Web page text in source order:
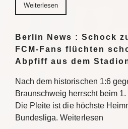
Weiterlesen
Berlin News : Schock
FCM-Fans flüchten
Abpfiff aus dem
Nach dem historischen 1:6
Braunschweig herrscht beim
Die Pleite ist die höchste
Bundesliga. Weiterlesen